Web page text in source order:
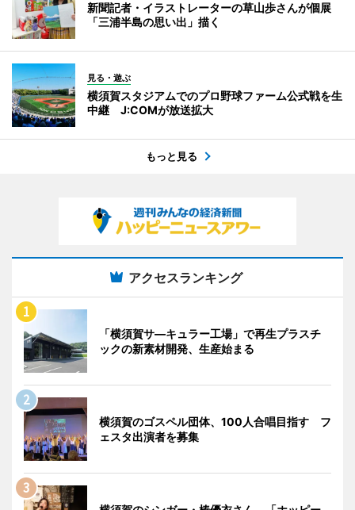
新聞記者・イラストレーターの草山歩さんが個展
「三浦半島の思い出」描く
見る・遊ぶ
横須賀スタジアムでのプロ野球ファーム公式戦を生
中継 J:COMが放送拡大
もっと見る
アクセスランキング
「横須賀サ―キュラー工場」で再生プラスチ
ックの新素材開発、生産始まる
横須賀のゴスペル団体、100人合唱目指す フ
ェスタ出演者を募集